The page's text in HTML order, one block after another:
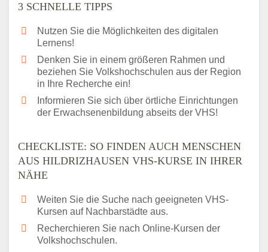
3 SCHNELLE TIPPS
Nutzen Sie die Möglichkeiten des digitalen
Lernens!
Denken Sie in einem größeren Rahmen und
beziehen Sie Volkshochschulen aus der Region
in Ihre Recherche ein!
Informieren Sie sich über örtliche Einrichtungen
der Erwachsenenbildung abseits der VHS!
CHECKLISTE: SO FINDEN AUCH MENSCHEN
AUS HILDRIZHAUSEN VHS-KURSE IN IHRER
NÄHE
Weiten Sie die Suche nach geeigneten VHS-
Kursen auf Nachbarstädte aus.
Recherchieren Sie nach Online-Kursen der
Volkshochschulen.